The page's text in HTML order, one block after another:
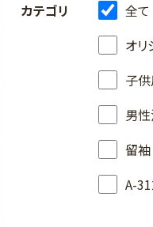
カテゴリ 全て
オリ
子
男
留袖
A-